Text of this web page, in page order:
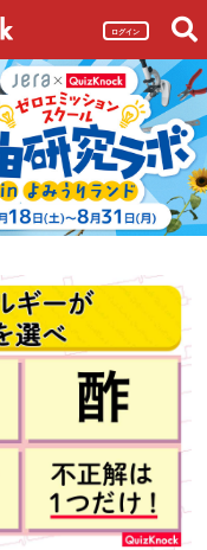
ログイン